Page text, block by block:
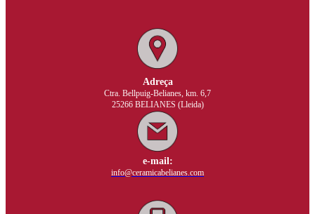
Adreça
Ctra. Bellpuig-Belianes, km. 6,7
25266 BELIANES (Lleida)
e-mail:
info@ceramicabelianes.com